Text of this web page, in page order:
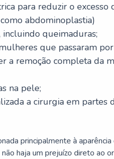
para reduzir o excesso
abdominoplastia)
incluindo queimaduras;
que passaram
a remoção completa da
na pele;
a cirurgia em partes
principalmente à
haja um prejuízo direto ao